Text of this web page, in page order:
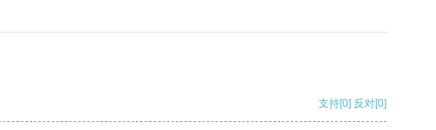
支持[0] 反对[0]